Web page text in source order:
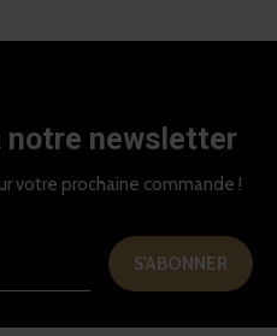
notre newsletter
votre prochaine commande !
S'ABONNER